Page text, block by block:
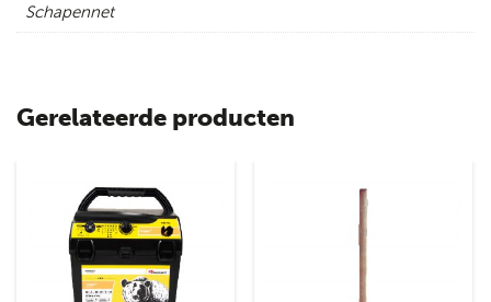
Schapennet
Gerelateerde producten